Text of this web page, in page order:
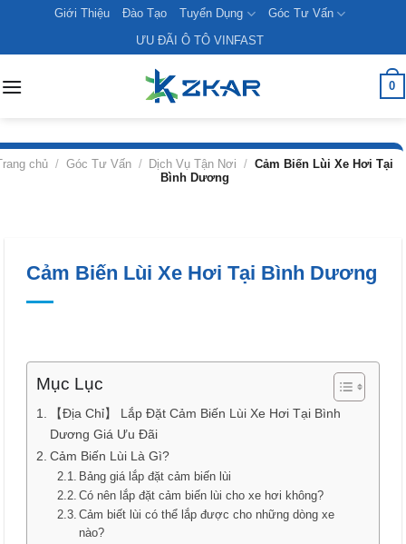
content
Giới Thiệu Đào Tạo Tuyển Dụng
Góc Tư Vấn
ƯU ĐÃI Ô TÔ VINFAST
0
chủ / Góc Tư Vấn / Dịch Vụ Tận Nơi / Cảm Biến Lùi Xe Hơi Tại
Bình Dương
Cảm Biến Lùi Xe Hơi Tại Bình Dương
Mục Lục
【Địa Chỉ】 Lắp Đặt Cảm Biến Lùi Xe Hơi Tại Bình
Dương Giá Ưu Đãi
Cảm Biến Lùi Là Gì?
Bảng giá lắp đặt cảm biến lùi
Có nên lắp đặt cảm biến lùi cho xe hơi không?
Cảm biết lùi có thể lắp được cho những dòng xe
nào?